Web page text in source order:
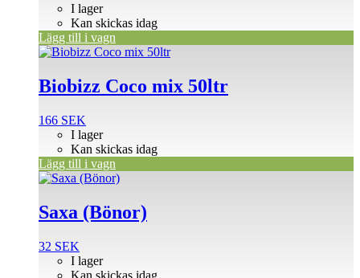
I lager
Kan skickas idag
Lägg till i vagn
Biobizz Coco mix 50ltr
166 SEK
I lager
Kan skickas idag
Lägg till i vagn
Saxa (Bönor)
32 SEK
I lager
Kan skickas idag